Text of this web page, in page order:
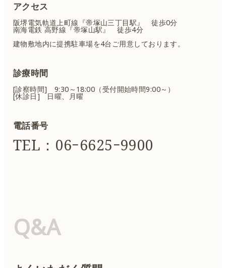
アクセス
阪堺電気軌道上町線『帝塚山三丁目駅』 徒歩0分
南海電鉄 高野線『帝塚山駅』 徒歩4分
建物敷地内に提携駐車場を4台ご用意しております。
診療時間
[診察時間] 9:30～18:00（受付開始時間9:00～）
[休診日] 日曜、月曜
電話番号
TEL：06ｰ6625ｰ9900
Q&A